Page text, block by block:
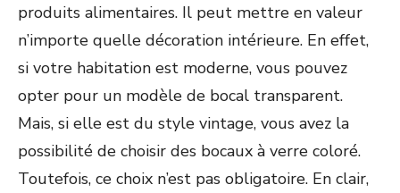
produits alimentaires. Il peut mettre en valeur
n’importe quelle décoration intérieure. En effet,
si votre habitation est moderne, vous pouvez
opter pour un modèle de bocal transparent.
Mais, si elle est du style vintage, vous avez la
possibilité de choisir des bocaux à verre coloré.
Toutefois, ce choix n’est pas obligatoire. En clair,